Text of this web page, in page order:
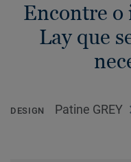
Encontre o
Lay que
DESIGN Patine GREY